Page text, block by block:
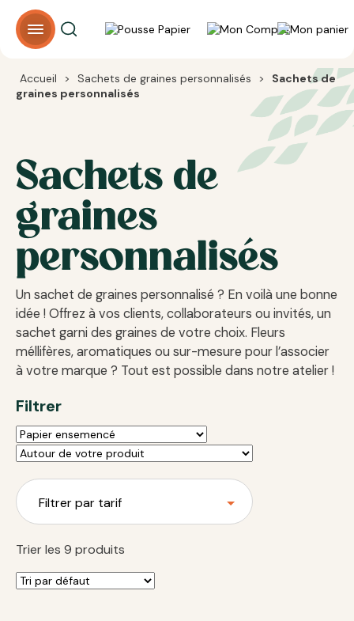
Panneau de gestion des cookies
Accueil > Sachets de graines personnalisés >
Sachets de
graines personnalisés
Sachets de
graines
personnalisés
Un sachet de graines personnalisé ? En voilà une bonne
idée ! Offrez à vos clients, collaborateurs ou invités, un
sachet garni des graines de votre choix. Fleurs
méllifères, aromatiques ou sur-mesure pour l’associer
à votre marque ? Tout est possible dans notre atelier !
Filtrer
Filtrer par tarif
Trier les 9 produits